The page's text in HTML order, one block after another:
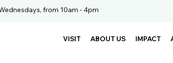
from 10am - 4pm
VISIT ABOUT US IMPACT